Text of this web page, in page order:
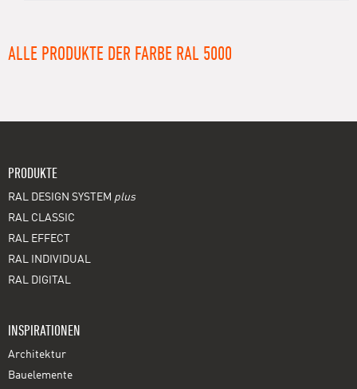
ALLE PRODUKTE DER FARBE RAL 5000
PRODUKTE
RAL DESIGN SYSTEM plus
RAL CLASSIC
RAL EFFECT
RAL INDIVIDUAL
RAL DIGITAL
INSPIRATIONEN
Architektur
Bauelemente